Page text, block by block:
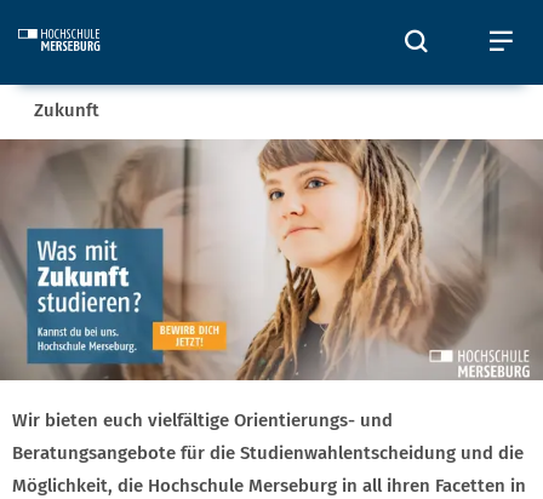
Öffnet
Sie befinden sich hier:
Zukunft
Zukunft
Wir bieten euch vielfältige Orientierungs- und
Beratungsangebote für die Studienwahlentscheidung und die
Möglichkeit, die Hochschule Merseburg in all ihren Facetten in